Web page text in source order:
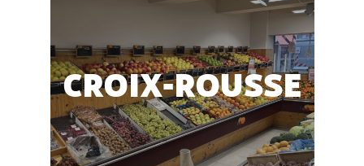
CROIX-ROUSSE